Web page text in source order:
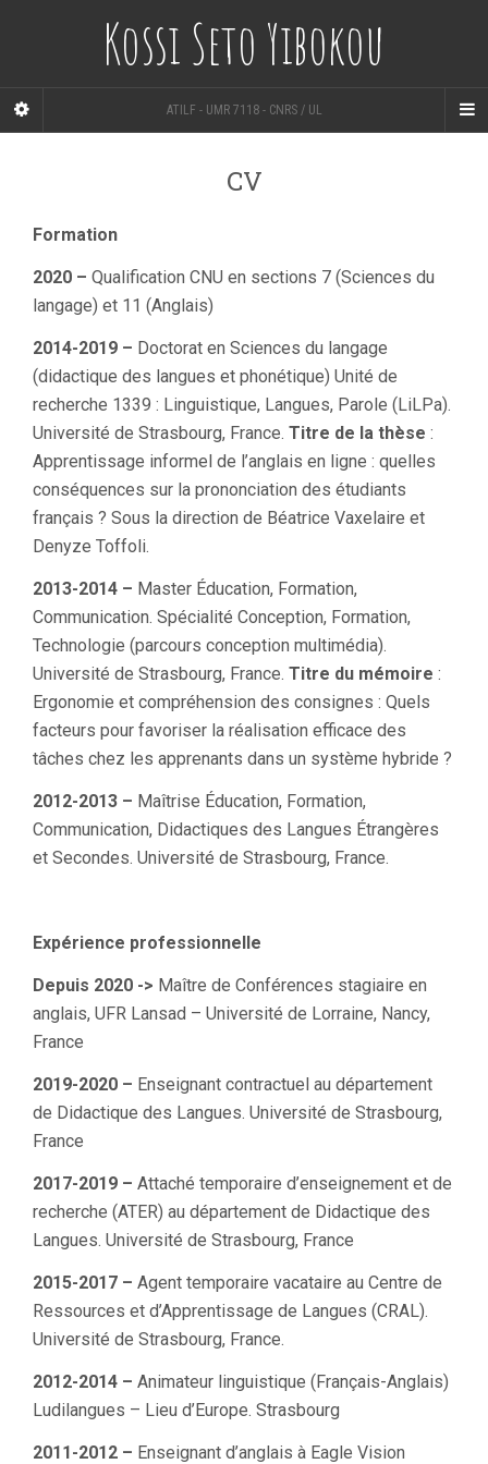
Kossi Seto Yibokou
ATILF - UMR 7118 - CNRS / UL
CV
Formation
2020 – Qualification CNU en sections 7 (Sciences du
langage) et 11 (Anglais)
2014-2019 – Doctorat en Sciences du langage
(didactique des langues et phonétique) Unité de
recherche 1339 : Linguistique, Langues, Parole (LiLPa).
Université de Strasbourg, France. Titre de la thèse :
Apprentissage informel de l’anglais en ligne : quelles
conséquences sur la prononciation des étudiants
français ? Sous la direction de Béatrice Vaxelaire et
Denyze Toffoli.
2013-2014 – Master Éducation, Formation,
Communication. Spécialité Conception, Formation,
Technologie (parcours conception multimédia).
Université de Strasbourg, France. Titre du mémoire :
Ergonomie et compréhension des consignes : Quels
facteurs pour favoriser la réalisation efficace des
tâches chez les apprenants dans un système hybride ?
2012-2013 – Maîtrise Éducation, Formation,
Communication, Didactiques des Langues Étrangères
et Secondes. Université de Strasbourg, France.
Expérience professionnelle
Depuis 2020 -> Maître de Conférences stagiaire en
anglais, UFR Lansad – Université de Lorraine, Nancy,
France
2019-2020 – Enseignant contractuel au département
de Didactique des Langues. Université de Strasbourg,
France
2017-2019 – Attaché temporaire d’enseignement et de
recherche (ATER) au département de Didactique des
Langues. Université de Strasbourg, France
2015-2017 – Agent temporaire vacataire au Centre de
Ressources et d’Apprentissage de Langues (CRAL).
Université de Strasbourg, France.
2012-2014 – Animateur linguistique (Français-Anglais)
Ludilangues – Lieu d’Europe. Strasbourg
2011-2012 – Enseignant d’anglais à Eagle Vision